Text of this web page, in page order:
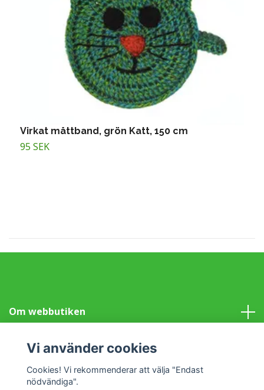
Virkat måttband, grön Katt, 150 cm
95 SEK
Om webbutiken
Information
Sociala medier
Vi använder cookies
Cookies! Vi rekommenderar att välja "Endast
nödvändiga".